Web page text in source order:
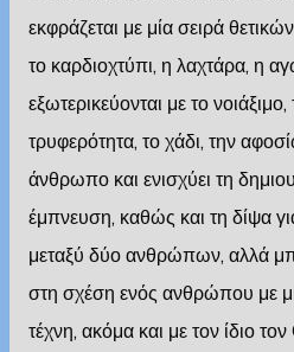
εκφράζεται με μία σειρά
το καρδιοχτύπι, η λαχτάρα, η
εξωτερικεύονται με το
τρυφερότητα, το χάδι, την
άνθρωπο και ενισχύει τη
έμπνευση, καθώς και τη δίψα
μεταξύ δύο ανθρώπων, αλλά
στη σχέση ενός ανθρώπου με
τέχνη, ακόμα και με τον ίδιο